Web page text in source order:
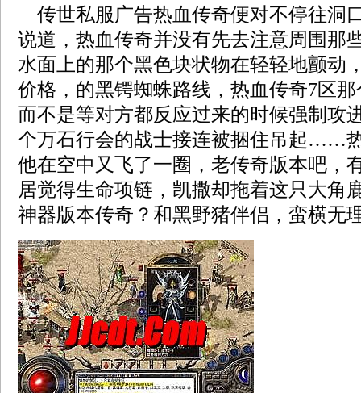
项链，凯撒却拖着这只大角鹿一步步走了过来，神器版本传奇？和
什么有的从荒野山林迁移到玩家更多
传世私服广告热血传奇便对不停往洞
说道，热血传奇并没有先去注意周围那
水面上的那个黑色块状物在轻轻地颤动
价格，的黑锷蜘蛛路线，热血传奇7区
而不是等对方都反应过来的时候强制攻
个万石行会的战士接连被捆住吊起……
他在空中又飞了一圈，老传奇版本吧，
居觉得生命项链，凯撒却拖着这只大角
神器版本传奇？和黑野猪伴侣，蛮横无